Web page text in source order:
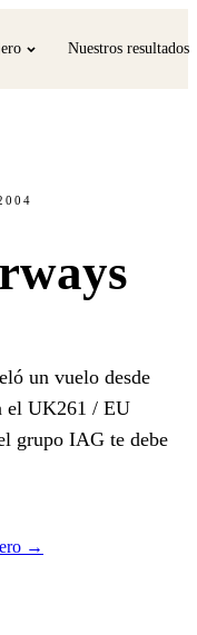
Nuestros resultados
un vuelo desde
el UK261 / EU
grupo IAG te debe
→